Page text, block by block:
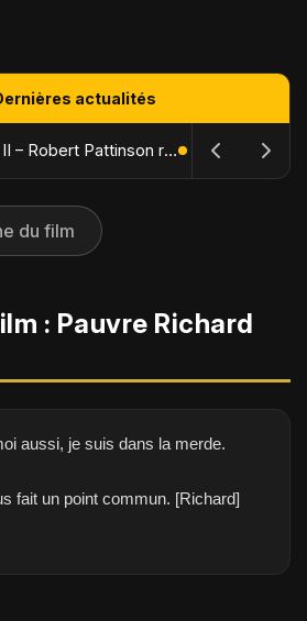
actualités
The Batman : Part II – Robert Pattinson replonge dans les ténèbres de Gotham dès octobre 2027
du film
: Pauvre Richard
aussi, je suis dans la merde.
fait un point commun. [Richard]